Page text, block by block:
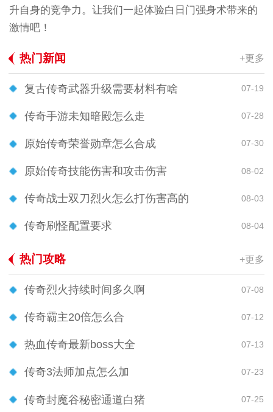
升自身的竞争力。让我们一起体验白日门强身术带来的
激情吧！
热门新闻 +更多
复古传奇武器升级需要材料有啥 07-19
传奇手游未知暗殿怎么走 07-28
原始传奇荣誉勋章怎么合成 07-30
原始传奇技能伤害和攻击伤害 08-02
传奇战士双刀烈火怎么打伤害高的 08-03
传奇刷怪配置要求 08-04
热门攻略 +更多
传奇烈火持续时间多久啊 07-08
传奇霸主20倍怎么合 07-12
热血传奇最新boss大全 07-13
传奇3法师加点怎么加 07-23
传奇封魔谷秘密通道白猪 07-25